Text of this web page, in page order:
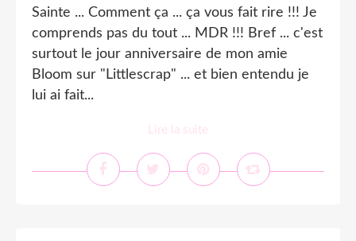
Sainte ... Comment ça ... ça vous fait rire !!! Je
comprends pas du tout ... MDR !!! Bref ... c'est
surtout le jour anniversaire de mon amie
Bloom sur "Littlescrap" ... et bien entendu je
lui ai fait...
Lire la suite